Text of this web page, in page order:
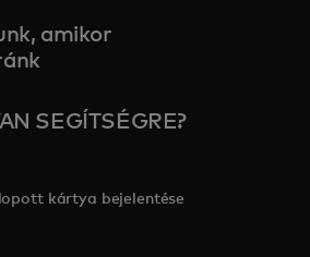
amikor
SEGÍTSÉGRE?
kártya bejelentése